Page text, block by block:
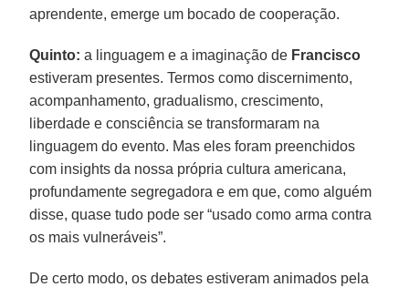
aprendente, emerge um bocado de cooperação.
Quinto: a linguagem e a imaginação de Francisco
estiveram presentes. Termos como discernimento,
acompanhamento, gradualismo, crescimento,
liberdade e consciência se transformaram na
linguagem do evento. Mas eles foram preenchidos
com insights da nossa própria cultura americana,
profundamente segregadora e em que, como alguém
disse, quase tudo pode ser “usado como arma contra
os mais vulneráveis”.
De certo modo, os debates estiveram animados pela